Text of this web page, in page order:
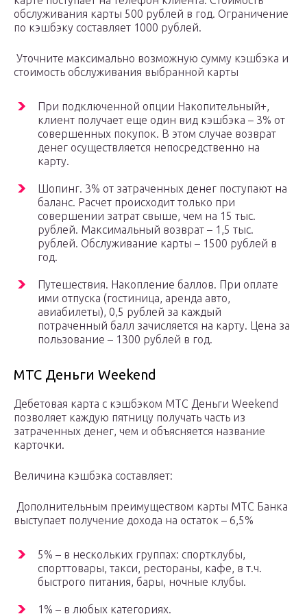
обслуживания карты 500 рублей в год. Ограничение
по кэшбэку составляет 1000 рублей.
Уточните максимально возможную сумму кэшбэка и
стоимость обслуживания выбранной карты
При подключенной опции Накопительный+,
клиент получает еще один вид кэшбэка – 3% от
совершенных покупок. В этом случае возврат
денег осуществляется непосредственно на
карту.
Шопинг. 3% от затраченных денег поступают на
баланс. Расчет происходит только при
совершении затрат свыше, чем на 15 тыс.
рублей. Максимальный возврат – 1,5 тыс.
рублей. Обслуживание карты – 1500 рублей в
год.
Путешествия. Накопление баллов. При оплате
ими отпуска (гостиница, аренда авто,
авиабилеты), 0,5 рублей за каждый
потраченный балл зачисляется на карту. Цена за
пользование – 1300 рублей в год.
МТС Деньги Weekend
Дебетовая карта с кэшбэком МТС Деньги Weekend
позволяет каждую пятницу получать часть из
затраченных денег, чем и объясняется название
карточки.
Величина кэшбэка составляет:
Дополнительным преимуществом карты МТС Банка
выступает получение дохода на остаток – 6,5%
5% – в нескольких группах: спортклубы,
спорттовары, такси, рестораны, кафе, в т.ч.
быстрого питания, бары, ночные клубы.
1% – в любых категориях.